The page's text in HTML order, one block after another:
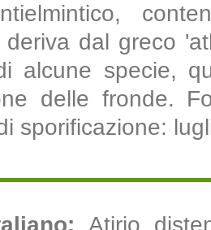
deriva dal greco
alcune specie,
delle fronde.
sporificazione:
Atirio